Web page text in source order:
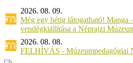
2026. 08. 09.
Még egy hétig látogatható! Manga
vendégkiállítása a Néprajzi
2026. 08. 08.
FELHÍVÁS - Múzeumpedagógiai